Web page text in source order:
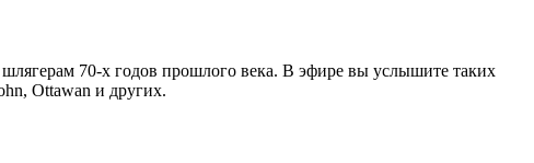
70-х годов прошлого века. В эфире вы услышите таких
Ottawan и других.